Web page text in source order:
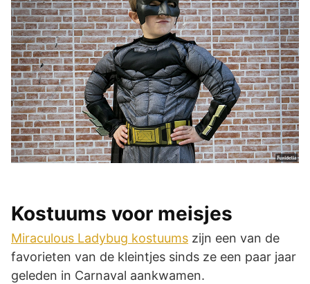
Kostuums voor meisjes
Miraculous Ladybug kostuums zijn een van de
favorieten van de kleintjes sinds ze een paar jaar
geleden in Carnaval aankwamen.